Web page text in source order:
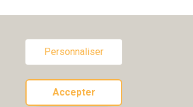
Personnaliser
Accepter